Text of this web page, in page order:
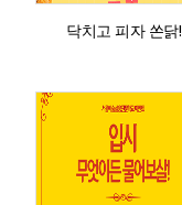
닥치고 피자 쏜닭!